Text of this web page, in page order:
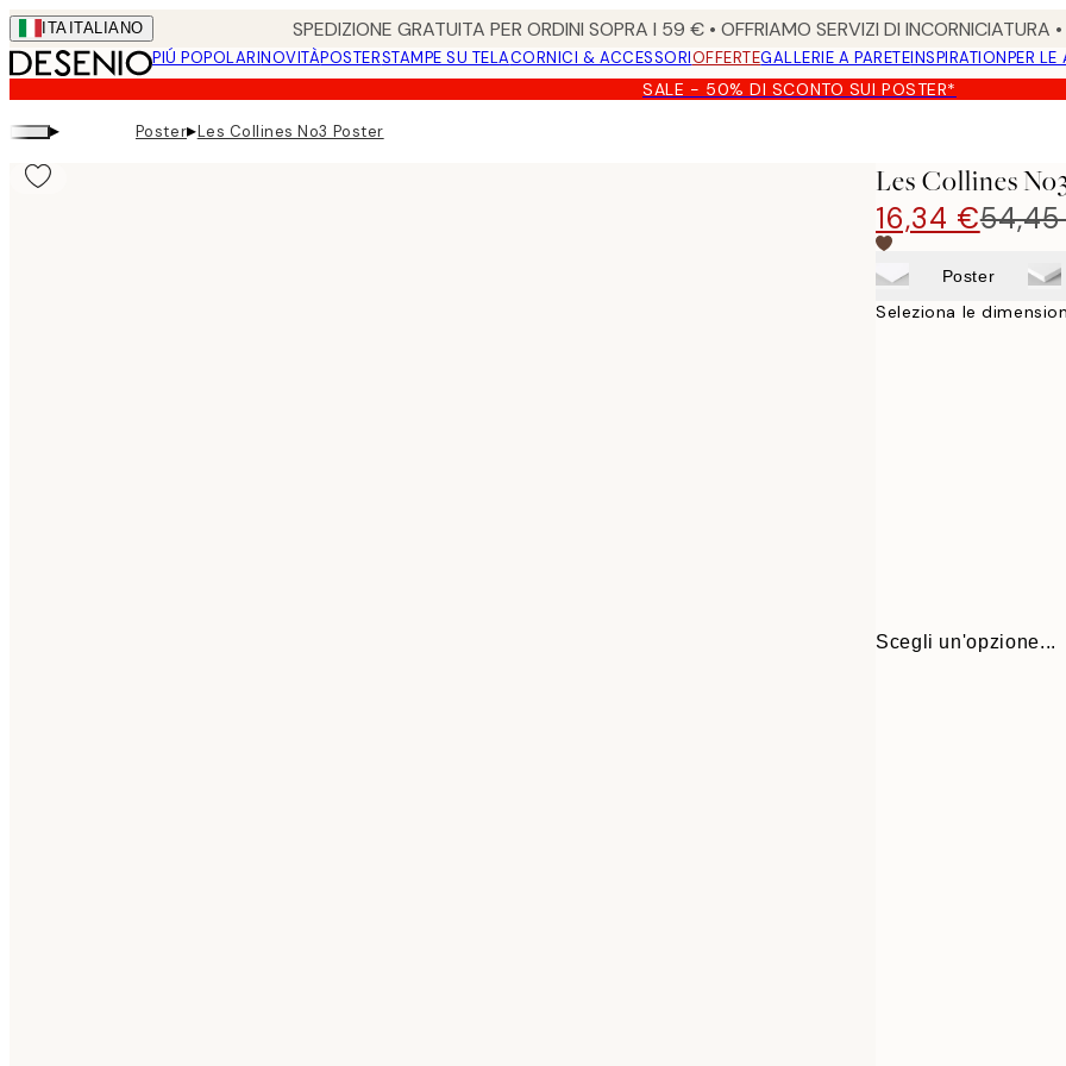
Skip
to
main
content.
ITA ITALIANO SPEDIZIONE GRATUITA PER ORDINI SOPRA I 59 € • OFFRIAMO SERVIZI DI
PIÚ POPOLARINOVITÀPOSTERSTAMPE SU TELACORNICI & ACCESSORIOFFERTEGALLERIE A PARETEINSPIRATIONPER LE
SALE - 50% DI SCONTO SUI POSTER*
▸ Poster▸Les Collines No3 Poster
Les Collines
16,34 €
Poster
Seleziona le
Scegli un'opzione...